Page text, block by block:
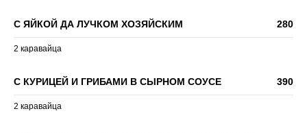
С ЯЙКОЙ ДА ЛУЧКОМ ХОЗЯЙСКИМ 280
2 каравайца
С КУРИЦЕЙ И ГРИБАМИ В СЫРНОМ СОУСЕ 390
2 каравайца